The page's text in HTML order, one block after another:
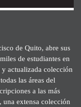
de Quito, abre sus
de estudiantes en
actualizada colección
las áreas del
a las más
extensa colección